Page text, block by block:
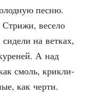
пес­ню.
весе­ло
на вет­ках,
А над
смоль, крик­ли­
как черти.